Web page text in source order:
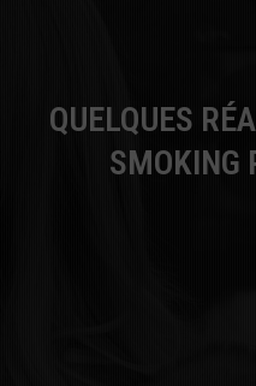
QUELQUES
SMOKING